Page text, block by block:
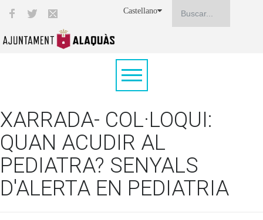
Castellano
XARRADA- COL·LOQUI:
QUAN ACUDIR AL
PEDIATRA? SENYALS
D'ALERTA EN PEDIATRIA